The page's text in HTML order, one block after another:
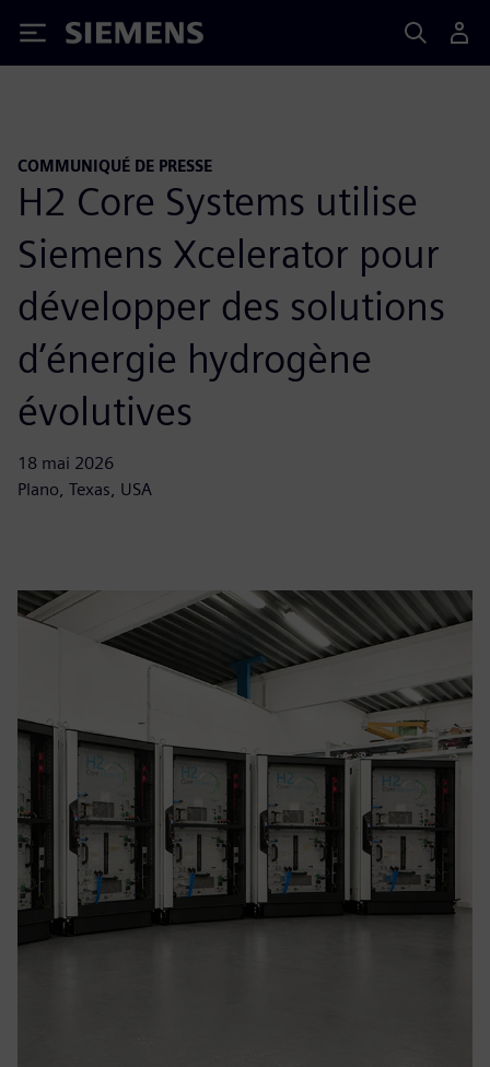
Siemens
COMMUNIQUÉ DE PRESSE
H2 Core Systems utilise
Siemens Xcelerator pour
développer des solutions
d’énergie hydrogène
évolutives
18 mai 2026
Plano, Texas, USA